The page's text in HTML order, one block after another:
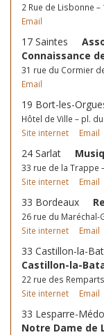
2 Rue de Lisbonne –
Email
17 Saintes
Connaissance
31 rue du Cormier
Email
19 Bort-les-
Hôtel de Ville – pl.
Site internet
Email
24 Sarlat
33 rue de la Trappe
Site internet
Email
33 Bordeaux
26 rue du Maréchal-
Site internet
Email
33 Castillon-la-
Castillon-la-
22 rue des
Site internet
Email
33 Lesparre-
Notre Dame de